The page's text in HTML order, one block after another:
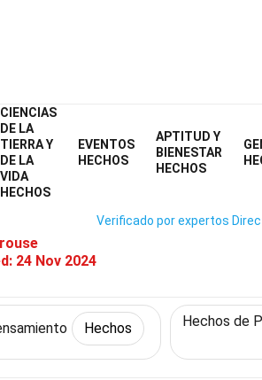
CIENCIAS
DE LA
TIERRA Y
DE LA
VIDA
HECHOS
EVENTOS
HECHOS
APTITUD Y
BIENESTAR
HECHOS
Sobre
24 Nov 2024
Verificado por expertos
Hechos Hechos de